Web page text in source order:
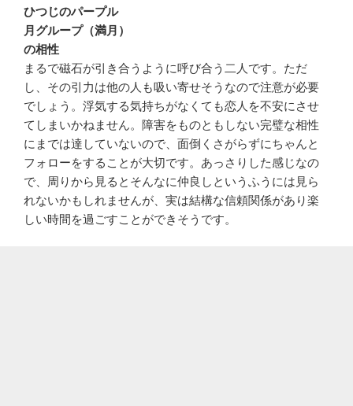
ひつじのパープル
月グループ（満月）
の相性
まるで磁石が引き合うように呼び合う二人です。ただ
し、その引力は他の人も吸い寄せそうなので注意が必要
でしょう。浮気する気持ちがなくても恋人を不安にさせ
てしまいかねません。障害をものともしない完璧な相性
にまでは達していないので、面倒くさがらずにちゃんと
フォローをすることが大切です。あっさりした感じなの
で、周りから見るとそんなに仲良しというふうには見ら
れないかもしれませんが、実は結構な信頼関係があり楽
しい時間を過ごすことができそうです。